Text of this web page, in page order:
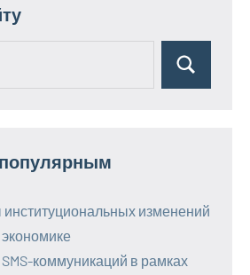
Поиск
изменений
коммуникаций в рамках